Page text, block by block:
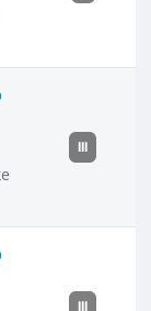
III
III